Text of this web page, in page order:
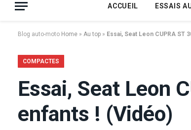
ACCUEIL ESSAIS
Blog auto-moto Home » Au top » Essai, Seat Leon CUPRA ST
COMPACTES
Essai, Seat Leon
enfants ! (Vidéo)